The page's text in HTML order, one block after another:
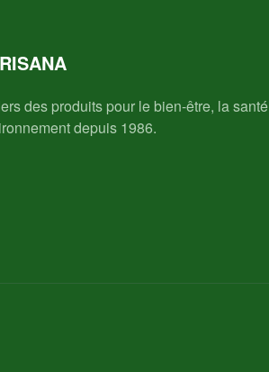
des produits pour le bien-être, la
depuis 1986.